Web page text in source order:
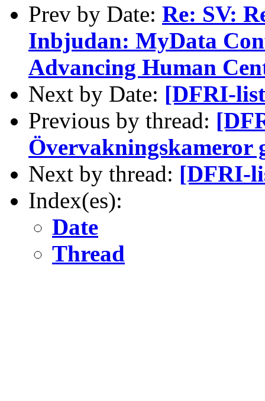
Prev by Date: Re: SV:
Inbjudan: MyData
Advancing Human
Next by Date: [DFRI-
Previous by thread:
Övervakningskameror
Next by thread: [DFRI-
Index(es):
Date
Thread